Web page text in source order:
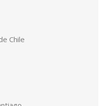
Chile